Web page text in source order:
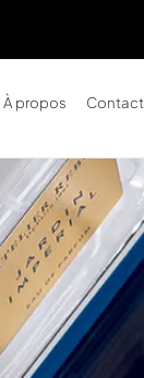
À propos Contact